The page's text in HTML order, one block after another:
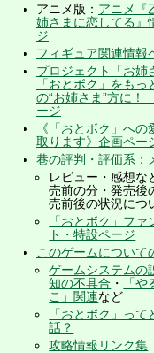
アニメ版： アニメ『
姉さまに恋してる』
ジ
フィギュア関連情報
プロジェクト「お姉
「おとボク」をもっ
の“お姉さま”方に
ージ
《「おとボク」への
取ります》企画ペー
巷の評判・評価系：
レビュー・感想
売前の分・発売後
売前後の状況につ
「おとボク」ファ
ト・特設ページ
このゲームについて
ゲームシステムの
知の不具合 ・
「
こ」関連など
「おとボク」って
話？
攻略情報リンク集